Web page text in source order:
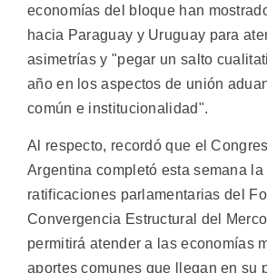
economías del bloque han
hacia Paraguay y Uruguay para
asimetrías y "pegar un salto
año en los aspectos de unión
común e institucionalidad".
Al respecto, recordó que el
Argentina completó esta semana
ratificaciones parlamentarias del
Convergencia Estructural del
permitirá atender a las economías
aportes comunes que llegan en su